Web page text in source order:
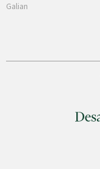
Galian